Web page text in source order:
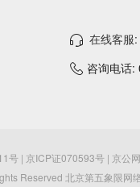
在线客服
咨询电话:
号 | 京ICP证070593号 | 京公
Reserved 北京第五象限网